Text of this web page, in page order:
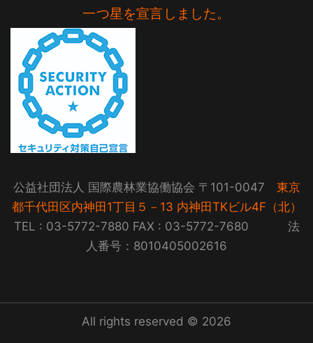
一つ星を宣言しました。
公益社団法人 国際農林業協働協会 〒101-0047 東京
都千代田区内神田1丁目５－13 内神田TKビル4F（北）
TEL : 03-5772-7880 FAX : 03-5772-7680 法
人番号：8010405002616
All rights reserved © 2026